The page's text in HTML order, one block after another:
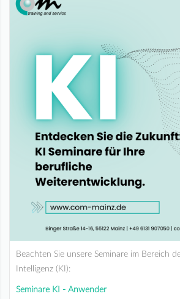
Beachten Sie unsere Seminare im Bereich
Intelligenz (KI):
Seminare KI - Anwender